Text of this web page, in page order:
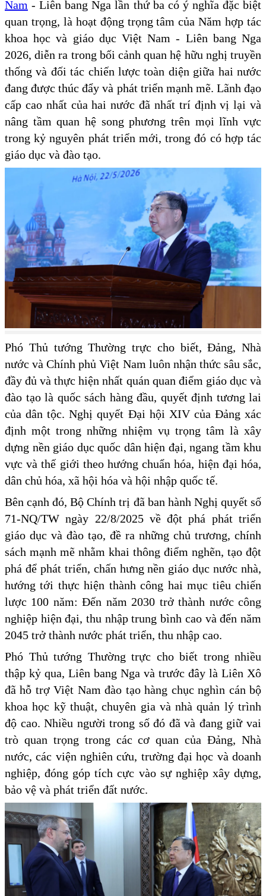
Nam - Liên bang Nga lần thứ ba có ý nghĩa đặc biệt
quan trọng, là hoạt động trọng tâm của Năm hợp tác
khoa học và giáo dục Việt Nam - Liên bang Nga
2026, diễn ra trong bối cảnh quan hệ hữu nghị truyền
thống và đối tác chiến lược toàn diện giữa hai nước
đang được thúc đẩy và phát triển mạnh mẽ. Lãnh đạo
cấp cao nhất của hai nước đã nhất trí định vị lại và
nâng tầm quan hệ song phương trên mọi lĩnh vực
trong kỷ nguyên phát triển mới, trong đó có hợp tác
giáo dục và đào tạo.
Phó Thủ tướng Thường trực cho biết, Đảng, Nhà
nước và Chính phủ Việt Nam luôn nhận thức sâu sắc,
đầy đủ và thực hiện nhất quán quan điểm giáo dục và
đào tạo là quốc sách hàng đầu, quyết định tương lai
của dân tộc. Nghị quyết Đại hội XIV của Đảng xác
định một trong những nhiệm vụ trọng tâm là xây
dựng nền giáo dục quốc dân hiện đại, ngang tầm khu
vực và thế giới theo hướng chuẩn hóa, hiện đại hóa,
dân chủ hóa, xã hội hóa và hội nhập quốc tế.
Bên cạnh đó, Bộ Chính trị đã ban hành Nghị quyết số
71-NQ/TW ngày 22/8/2025 về đột phá phát triển
giáo dục và đào tạo, đề ra những chủ trương, chính
sách mạnh mẽ nhằm khai thông điểm nghẽn, tạo đột
phá để phát triển, chấn hưng nền giáo dục nước nhà,
hướng tới thực hiện thành công hai mục tiêu chiến
lược 100 năm: Đến năm 2030 trở thành nước công
nghiệp hiện đại, thu nhập trung bình cao và đến năm
2045 trở thành nước phát triển, thu nhập cao.
Phó Thủ tướng Thường trực cho biết trong nhiều
thập kỷ qua, Liên bang Nga và trước đây là Liên Xô
đã hỗ trợ Việt Nam đào tạo hàng chục nghìn cán bộ
khoa học kỹ thuật, chuyên gia và nhà quản lý trình
độ cao. Nhiều người trong số đó đã và đang giữ vai
trò quan trọng trong các cơ quan của Đảng, Nhà
nước, các viện nghiên cứu, trường đại học và doanh
nghiệp, đóng góp tích cực vào sự nghiệp xây dựng,
bảo vệ và phát triển đất nước.